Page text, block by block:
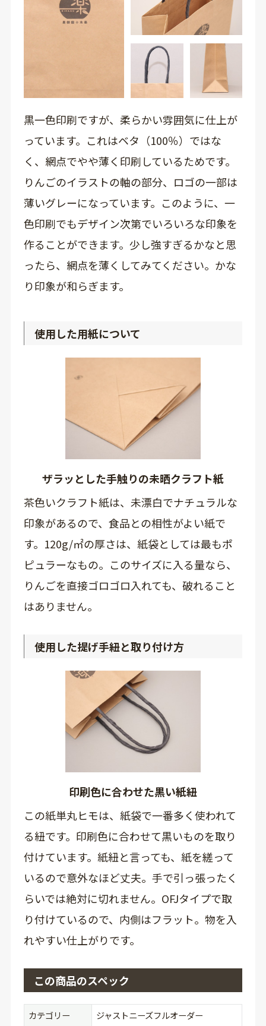
黒一色印刷ですが、柔らかい雰囲気に仕上が
っています。これはベタ（100％）ではな
く、網点でやや薄く印刷しているためです。
りんごのイラストの軸の部分、ロゴの一部は
薄いグレーになっています。このように、一
色印刷でもデザイン次第でいろいろな印象を
作ることができます。少し強すぎるかなと思
ったら、網点を薄くしてみてください。かな
り印象が和らぎます。
使用した用紙について
ザラッとした手触りの未晒クラフト紙
茶色いクラフト紙は、未漂白でナチュラルな
印象があるので、食品との相性がよい紙で
す。120g/㎡の厚さは、紙袋としては最もポ
ピュラーなもの。このサイズに入る量なら、
りんごを直接ゴロゴロ入れても、破れること
はありません。
使用した提げ手紐と取り付け方
印刷色に合わせた黒い紙紐
この紙単丸ヒモは、紙袋で一番多く使われて
る紐です。印刷色に合わせて黒いものを取り
付けています。紙紐と言っても、紙を縒って
いるので意外なほど丈夫。手で引っ張ったく
らいでは絶対に切れません。OFJタイプで取
り付けているので、内側はフラット。物を入
れやすい仕上がりです。
この商品のスペック
カテゴリー ジャストニーズフルオーダー